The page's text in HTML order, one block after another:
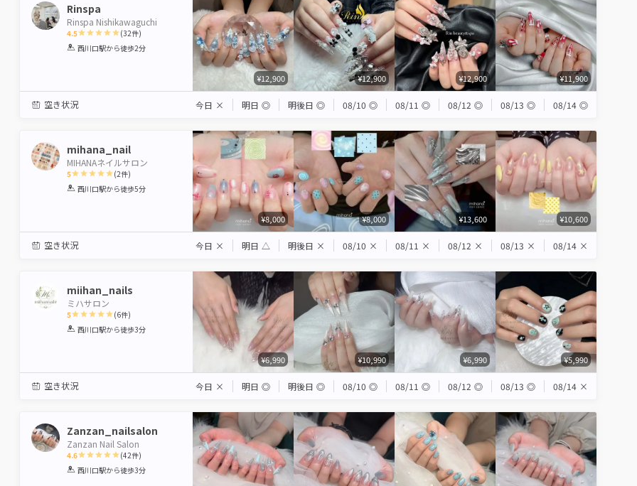
Rinspa
Rinspa Nishikawaguchi
4.5
1 2 3 4 5
(32件)
西川口駅から徒歩2分
¥12,900 ¥12,900 ¥12,900 ¥11,900
空き状況 今日 × 明日 ◎ 明後日 ◎ 08/10 ◎ 08/11 ◎ 08/12 ◎ 08/13 ◎ 08/14 ◎
mihana_nail
MIHANAネイルサロン
5
1 2 3 4 5
(2件)
西川口駅から徒歩5分
¥8,000 ¥8,000 ¥13,600 ¥10,600
空き状況 今日 × 明日 △ 明後日 × 08/10 × 08/11 × 08/12 × 08/13 × 08/14 ×
miihan_nails
ミハサロン
5
1 2 3 4 5
(6件)
西川口駅から徒歩3分
¥6,990 ¥10,990 ¥6,990 ¥5,990
空き状況 今日 × 明日 ◎ 明後日 ◎ 08/10 ◎ 08/11 ◎ 08/12 ◎ 08/13 ◎ 08/14 ×
Zanzan_nailsalon
Zanzan Nail Salon
4.6
1 2 3 4 5
(42件)
西川口駅から徒歩3分